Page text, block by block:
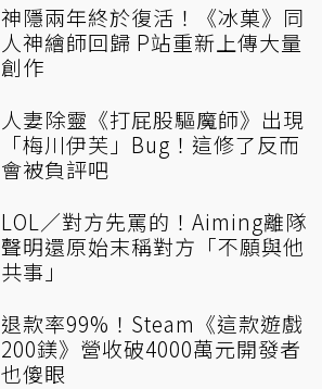
神隱兩年終於復活！《冰菓》同
人神繪師回歸 P站重新上傳大量
創作
人妻除靈《打屁股驅魔師》出現
「梅川伊芙」Bug！這修了反而
會被負評吧
LOL／對方先罵的！Aiming離隊
聲明還原始末稱對方「不願與他
共事」
退款率99%！Steam《這款遊戲
200鎂》營收破4000萬元開發者
也傻眼